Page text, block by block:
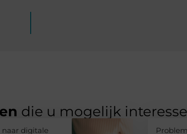
die u mogelijk
digitale